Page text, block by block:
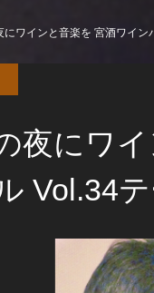
にワインと音楽を 宮酒ワイ
夜にワ
Vol.34